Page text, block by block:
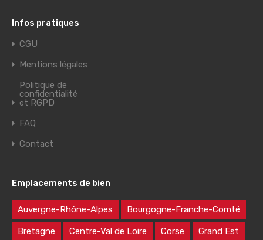
Infos pratiques
CGU
Mentions légales
Politique de
confidentialité
et RGPD
FAQ
Contact
Emplacements de bien
Auvergne-Rhône-Alpes Bourgogne-Franche-Comté
Bretagne Centre-Val de Loire Corse Grand Est